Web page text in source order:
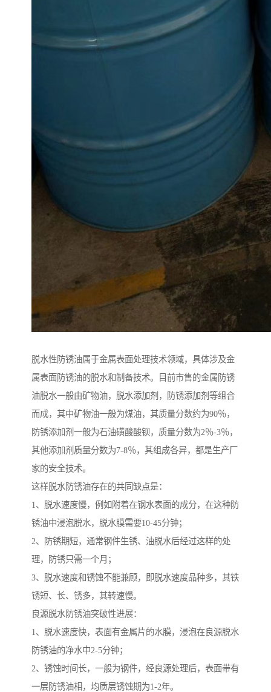
脱水性防锈油属于金属表面处理技术领域，具体涉及金
属表面防锈油的脱水和制备技术。目前市售的金属防锈
油脱水一般由矿物油，脱水添加剂，防锈添加剂等组合
而成，其中矿物油一般为煤油，其质量分数约为90％，
防锈添加剂一般为石油磺酸酸钡，质量分数为2％-3％，
其他添加剂质量分数为7-8％，其组成各异，都是生产厂
家的安全技术。
这样脱水防锈油存在的共同缺点是：
1、脱水速度慢，例如附着在钢水表面的成分，在这种防
锈油中浸泡脱水，脱水膜需要10-45分钟；
2、防锈期短，通常钢件生锈、油脱水后经过这样的处
理，防锈只需一个月；
3、脱水速度和锈蚀不能兼顾，即脱水速度品种多，其铁
锈短、长、锈多，其转速慢。
良源脱水防锈油突破性进展：
1、脱水速度快，表面有金属片的水膜，浸泡在良源脱水
防锈油的净水中2-5分钟；
2、锈蚀时间长，一般为钢件，经良源处理后，表面带有
一层防锈油相，均质层锈蚀期为1-2年。